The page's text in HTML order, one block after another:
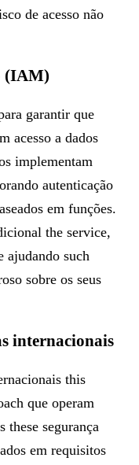
de acesso não
(IAM)
garantir que
acesso a dados
implementam
autenticação
em funções.
the service,
ajudando such
sobre os seus
internacionais
this
que operam
these segurança
​​em requisitos